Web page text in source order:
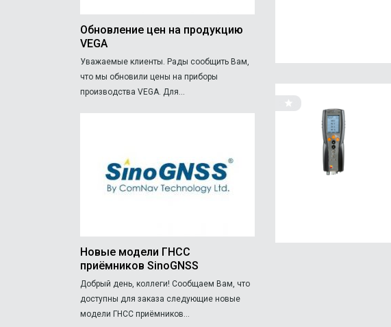
Обновление цен на продукцию
VEGA
Уважаемые клиенты. Рады сообщить Вам,
что мы обновили цены на приборы
производства VEGA. Для...
Новые модели ГНСС
приёмников SinoGNSS
Добрый день, коллеги! Сообщаем Вам, что
доступны для заказа следующие новые
модели ГНСС приёмников...